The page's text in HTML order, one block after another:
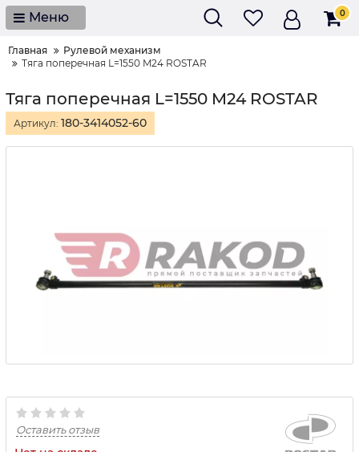
Меню 0
Главная
Рулевой механизм
Тяга поперечная L=1550 M24 ROSTAR
Тяга поперечная L=1550 M24 ROSTAR
Артикул: 180-3414052-60
Оставить отзыв